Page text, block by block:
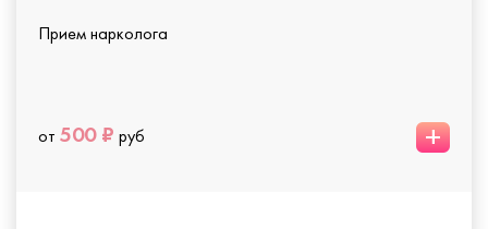
Прием нарколога
от 500 ₽ руб +